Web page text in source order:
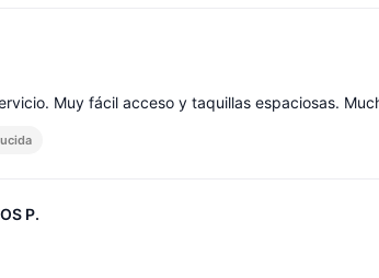
Muy fácil acceso y taquillas espaciosas.
P.